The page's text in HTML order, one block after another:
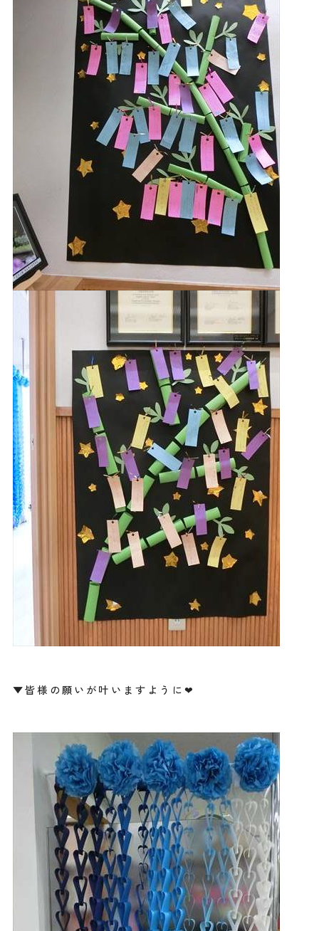
▼皆様の願いが叶いますように❤